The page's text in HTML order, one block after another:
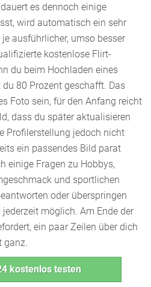
es dennoch einige
wird automatisch ein sehr
ausführlicher, umso besser
kostenlose Flirt-
du beim Hochladen eines
80 Prozent geschafft. Das
Foto sein, für den Anfang reicht
dass du später aktualisieren
Profilerstellung jedoch nicht
ein passendes Bild parat
einige Fragen zu Hobbys,
und sportlichen
oder überspringen
möglich. Am Ende der
ein paar Zeilen über dich
ganz.
kostenlos testen